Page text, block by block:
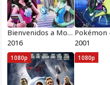
Bienvenidos a Monster High Pelicula Completa HD 1080 [MEGA] [LATINO]
2016
Pokémon
2001
1080p 1080p